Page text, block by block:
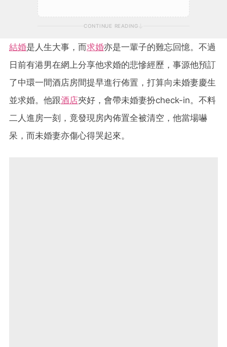
CONTINUE READING
結婚是人生大事，而求婚亦是一輩子的難忘回憶。不過
日前有港男在網上分享他求婚的悲慘經歷，事源他預訂
了中環一間酒店房間提早進行佈置，打算向未婚妻慶生
並求婚。他跟酒店夾好，會帶未婚妻扮check-in。不料
二人進房一刻，竟發現房內佈置全被清空，他當場嚇
呆，而未婚妻亦傷心得哭起來。